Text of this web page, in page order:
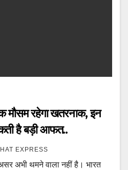
मौसम रहेगा खतरनाक, इन
है बड़ी आफत..
EXPRESS
अभी थमने वाला नहीं है। भारत